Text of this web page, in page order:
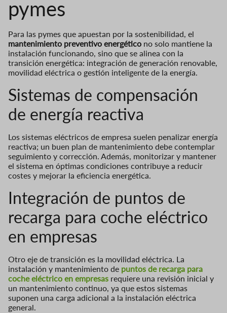
pymes
Para las pymes que apuestan por la sostenibilidad, el
mantenimiento preventivo energético no solo mantiene la
instalación funcionando, sino que se alinea con la
transición energética: integración de generación renovable,
movilidad eléctrica o gestión inteligente de la energía.
Sistemas de compensación
de energía reactiva
Los sistemas eléctricos de empresa suelen penalizar energía
reactiva; un buen plan de mantenimiento debe contemplar
seguimiento y corrección. Además, monitorizar y mantener
el sistema en óptimas condiciones contribuye a reducir
costes y mejorar la eficiencia energética.
Integración de puntos de
recarga para coche eléctrico
en empresas
Otro eje de transición es la movilidad eléctrica. La
instalación y mantenimiento de puntos de recarga para
coche eléctrico en empresas requiere una revisión inicial y
un mantenimiento continuo, ya que estos sistemas
suponen una carga adicional a la instalación eléctrica
general.